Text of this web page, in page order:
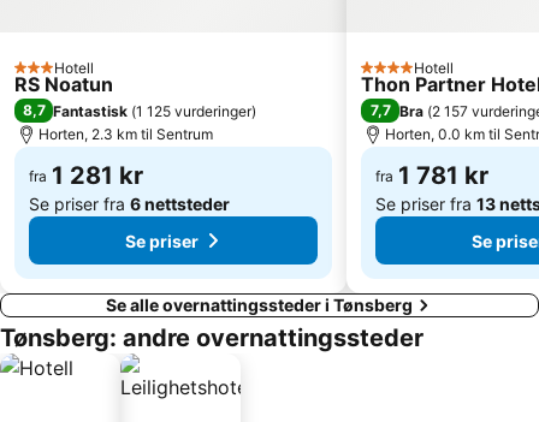
3 Stjerner
Hotell
RS Noatun
8,7 Fantastisk (1 125 vurderinger)
Horten, 2.3 km til Sentrum
fra 1 281 kr
Se priser fra 6 nettsteder
Se priser
4 Stjerner
Hotell
Thon Partner
7,7 Bra (2 157
Horten, 0.0 km til
fra 1 781 kr
Se priser fra 13
Se
Se alle overnattingssteder i Tønsberg
Tønsberg: andre overnattingssteder